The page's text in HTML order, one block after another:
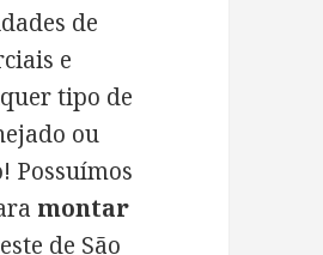
de
e
tipo de
ou
Possuímos
montar
de São